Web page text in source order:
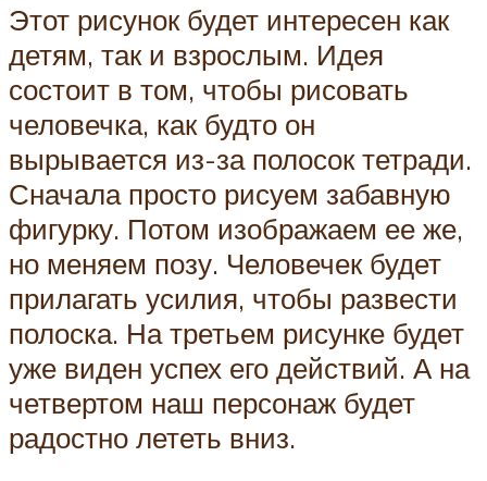
Этот рисунок будет интересен как
детям, так и взрослым. Идея
состоит в том, чтобы рисовать
человечка, как будто он
вырывается из-за полосок тетради.
Сначала просто рисуем забавную
фигурку. Потом изображаем ее же,
но меняем позу. Человечек будет
прилагать усилия, чтобы развести
полоска. На третьем рисунке будет
уже виден успех его действий. А на
четвертом наш персонаж будет
радостно лететь вниз.